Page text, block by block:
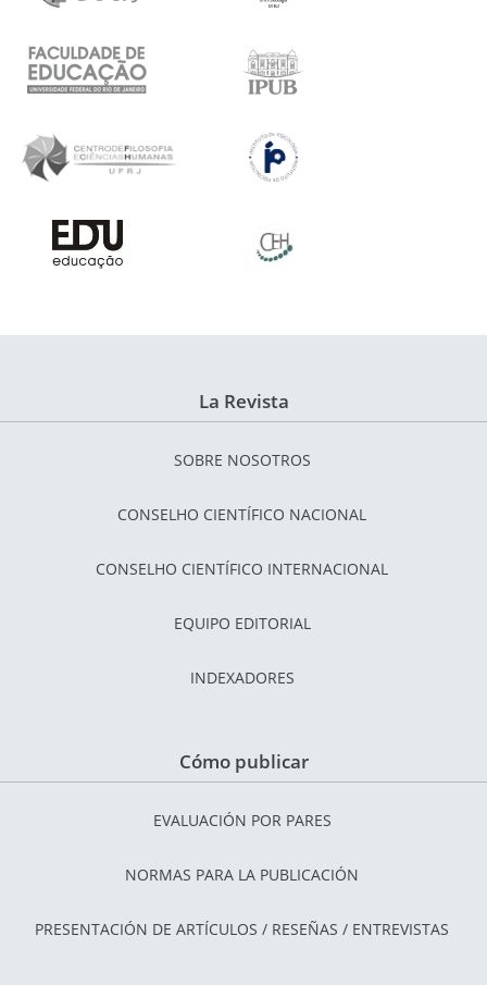
La Revista
SOBRE NOSOTROS
CONSELHO CIENTÍFICO NACIONAL
CONSELHO CIENTÍFICO INTERNACIONAL
EQUIPO EDITORIAL
INDEXADORES
Cómo publicar
EVALUACIÓN POR PARES
NORMAS PARA LA PUBLICACIÓN
PRESENTACIÓN DE ARTÍCULOS / RESEÑAS / ENTREVISTAS